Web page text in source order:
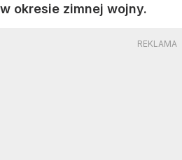
w okresie zimnej wojny.